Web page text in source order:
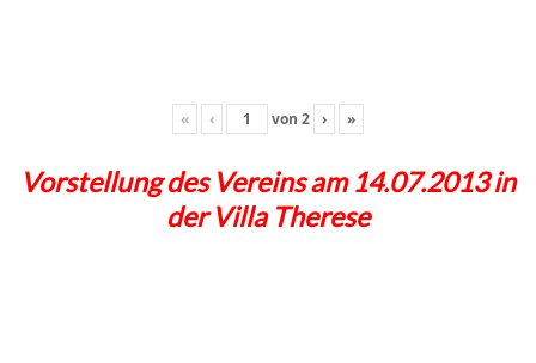
« ‹ von 2 › »
Vorstellung des Vereins am 14.07.2013 in
der Villa Therese